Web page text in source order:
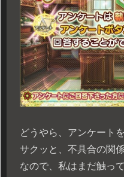
どうやら、アンケート
サクッと、不具合の関
なので、私はまだ触っ